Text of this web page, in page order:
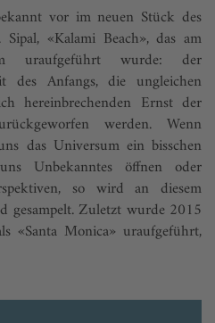
vor im neuen Stück des
«Kalami Beach», das am
uraufgeführt wurde: der
des Anfangs, die ungleichen
hereinbrechenden Ernst der
werden. Wenn
das Universum ein bisschen
Unbekanntes öffnen oder
so wird an diesem
gesampelt. Zuletzt wurde 2015
«Santa Monica» uraufgeführt,